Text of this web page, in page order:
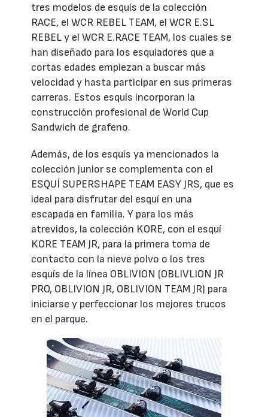
tres modelos de esquís de la colección
RACE, el WCR REBEL TEAM, el WCR E.SL
REBEL y el WCR E.RACE TEAM, los cuales se
han diseñado para los esquiadores que a
cortas edades empiezan a buscar más
velocidad y hasta participar en sus primeras
carreras. Estos esquís incorporan la
construcción profesional de World Cup
Sandwich de grafeno.
Además, de los esquís ya mencionados la
colección junior se complementa con el
ESQUÍ SUPERSHAPE TEAM EASY JRS, que es
ideal para disfrutar del esquí en una
escapada en familia. Y para los más
atrevidos, la colección KORE, con el esquí
KORE TEAM JR, para la primera toma de
contacto con la nieve polvo o los tres
esquís de la línea OBLIVION (OBLIVLION JR
PRO, OBLIVION JR, OBLIVION TEAM JR) para
iniciarse y perfeccionar los mejores trucos
en el parque.